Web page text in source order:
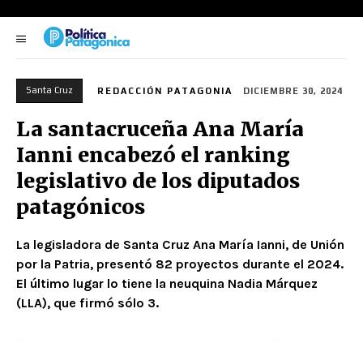
Santa Cruz REDACCIÓN PATAGONIA DICIEMBRE 30, 2024
La santacruceña Ana María
Ianni encabezó el ranking
legislativo de los diputados
patagónicos
La legisladora de Santa Cruz Ana María Ianni, de Unión
por la Patria, presentó 82 proyectos durante el 2024.
El último lugar lo tiene la neuquina Nadia Márquez
(LLA), que firmó sólo 3.